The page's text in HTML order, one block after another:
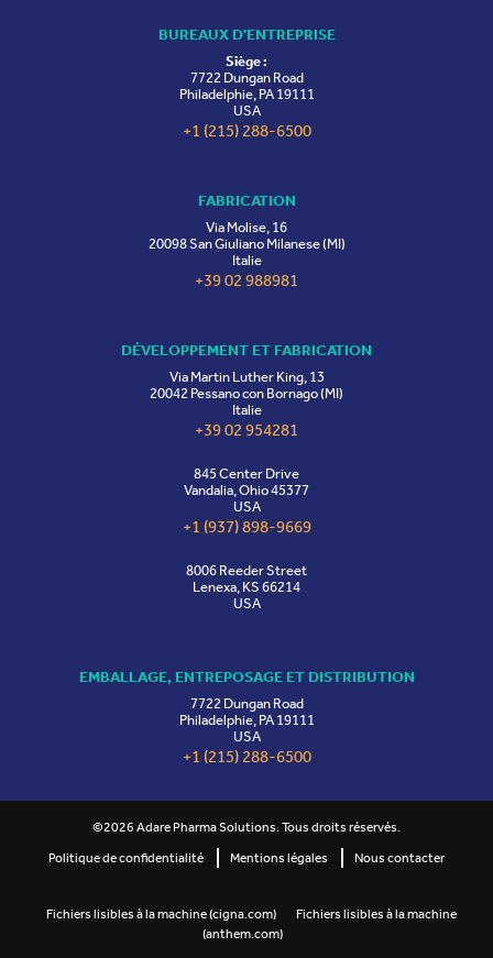
BUREAUX D'ENTREPRISE
Siège :
7722 Dungan Road
Philadelphie, PA 19111
USA
+1 (215) 288-6500
FABRICATION
Via Molise, 16
20098 San Giuliano Milanese (MI)
Italie
+39 02 988981
DÉVELOPPEMENT ET FABRICATION
Via Martin Luther King, 13
20042 Pessano con Bornago (MI)
Italie
+39 02 954281
845 Center Drive
Vandalia, Ohio 45377
USA
+1 (937) 898-9669
8006 Reeder Street
Lenexa, KS 66214
USA
EMBALLAGE, ENTREPOSAGE ET DISTRIBUTION
7722 Dungan Road
Philadelphie, PA 19111
USA
+1 (215) 288-6500
©2026 Adare Pharma Solutions. Tous droits réservés.
Politique de confidentialité
Mentions légales Nous contacter
Fichiers lisibles à la machine (cigna.com)
Fichiers lisibles à la machine
(anthem.com)